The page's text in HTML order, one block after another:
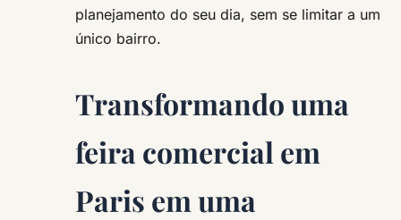
planejamento do seu dia, sem se limitar a um
único bairro.
Transformando uma
feira comercial em
Paris em uma